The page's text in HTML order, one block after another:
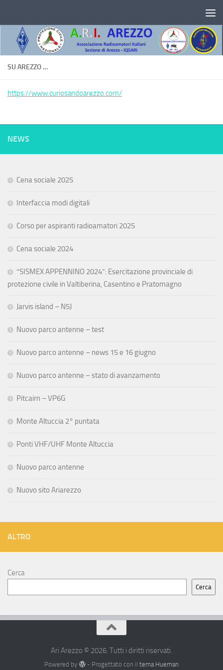
SU AREZZO …
https://www.curiosandoarezzo.com/
NEWS
Cena sociale 2025
Interfaccia modi digitali
Corso per aspiranti radioamatori 2025
Cena sociale 2024
“SISMEX APPENNINO 2024”: Esercitazione provinciale di
protezione civile in Valtiberina, Casentino e Pratomagno
Jarvis island – N5J
Nuovo parco antenne – test
Nuovo parco antenne – news 15 e 16 giugno
Nuovo parco antenne – stato di avanzamento
Pitcairn – VP6G
Monte Altuccia 2° puntata
Ponti VHF/UHF Monte Altuccia
Nuovo parco antenne
Nuovo sito Ariarezzo
ALTRO
Cerca
Cerca
Ari Arezzo © 2026. Tutti i diritti riservati.
Powered by - Progettato con il tema Hueman